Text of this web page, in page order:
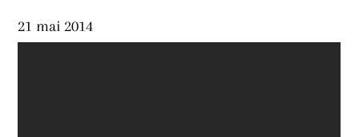
21 mai 2014